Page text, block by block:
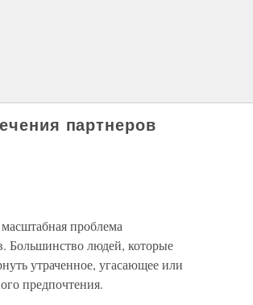
партнеров
проблема
Большинство людей, которые
утраченное, угасающее или
предпочтения.